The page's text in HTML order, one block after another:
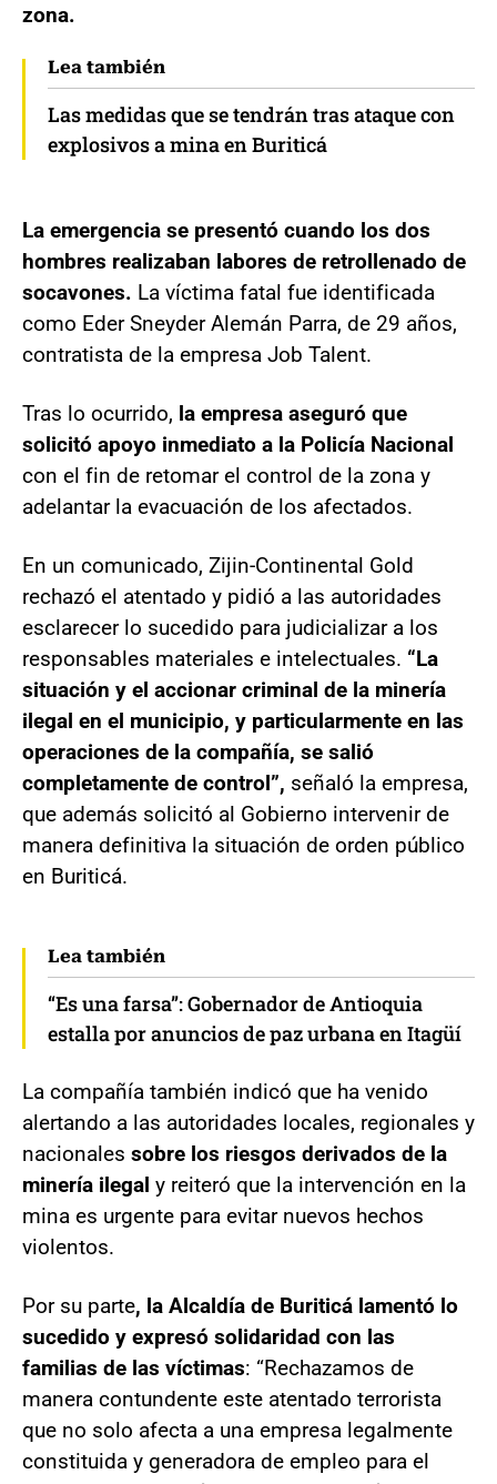
zona.
Lea también
Las medidas que se tendrán tras ataque con
explosivos a mina en Buriticá
La emergencia se presentó cuando los dos
hombres realizaban labores de retrollenado de
socavones. La víctima fatal fue identificada
como Eder Sneyder Alemán Parra, de 29 años,
contratista de la empresa Job Talent.
Tras lo ocurrido, la empresa aseguró que
solicitó apoyo inmediato a la Policía Nacional
con el fin de retomar el control de la zona y
adelantar la evacuación de los afectados.
En un comunicado, Zijin-Continental Gold
rechazó el atentado y pidió a las autoridades
esclarecer lo sucedido para judicializar a los
responsables materiales e intelectuales. “La
situación y el accionar criminal de la minería
ilegal en el municipio, y particularmente en las
operaciones de la compañía, se salió
completamente de control”, señaló la empresa,
que además solicitó al Gobierno intervenir de
manera definitiva la situación de orden público
en Buriticá.
Lea también
“Es una farsa”: Gobernador de Antioquia
estalla por anuncios de paz urbana en Itagüí
La compañía también indicó que ha venido
alertando a las autoridades locales, regionales y
nacionales sobre los riesgos derivados de la
minería ilegal y reiteró que la intervención en la
mina es urgente para evitar nuevos hechos
violentos.
Por su parte, la Alcaldía de Buriticá lamentó lo
sucedido y expresó solidaridad con las
familias de las víctimas: “Rechazamos de
manera contundente este atentado terrorista
que no solo afecta a una empresa legalmente
constituida y generadora de empleo para el